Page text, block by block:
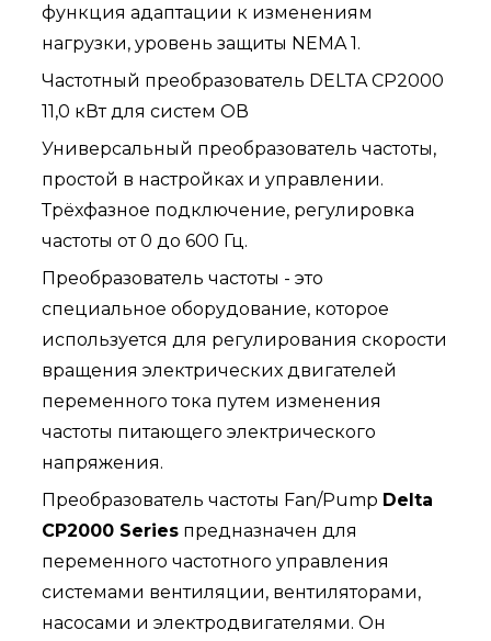
функция адаптации к изменениям
нагрузки, уровень защиты NEMA 1.
Частотный преобразователь DELTA CP2000
11,0 кВт для систем ОВ
Универсальный преобразователь частоты,
простой в настройках и управлении.
Трёхфазное подключение, регулировка
частоты от 0 до 600 Гц.
Преобразователь частоты - это
специальное оборудование, которое
используется для регулирования скорости
вращения электрических двигателей
переменного тока путем изменения
частоты питающего электрического
напряжения.
Преобразователь частоты Fan/Pump Delta
CP2000 Series предназначен для
переменного частотного управления
системами вентиляции, вентиляторами,
насосами и электродвигателями. Он